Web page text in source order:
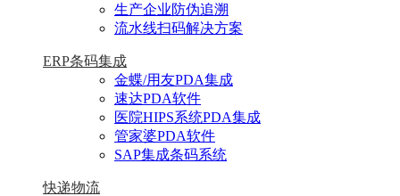
生产企业防伪追溯
流水线扫码解决方案
ERP条码集成
金蝶/用友PDA集成
速达PDA软件
医院HIPS系统PDA集成
管家婆PDA软件
SAP集成条码系统
快递物流